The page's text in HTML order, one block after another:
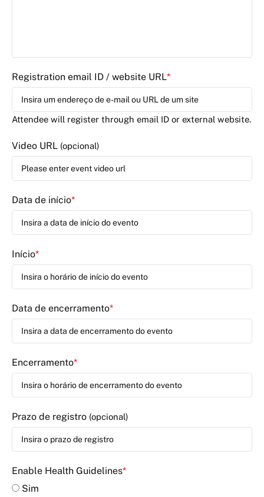
Registration email ID / website URL*
Attendee will register through email ID or external website.
Video URL (opcional)
Data de início*
Início*
Data de encerramento*
Encerramento*
Prazo de registro (opcional)
Enable Health Guidelines*
Sim